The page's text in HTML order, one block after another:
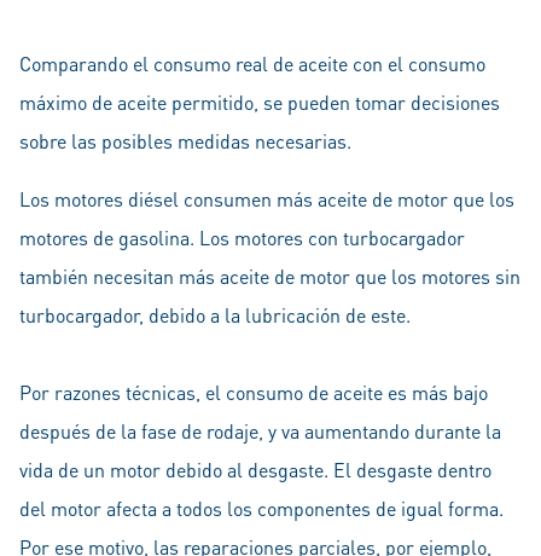
Comparando el consumo real de aceite con el consumo
máximo de aceite permitido, se pueden tomar decisiones
sobre las posibles medidas necesarias.
Los motores diésel consumen más aceite de motor que los
motores de gasolina. Los motores con turbocargador
también necesitan más aceite de motor que los motores sin
turbocargador, debido a la lubricación de este.
Por razones técnicas, el consumo de aceite es más bajo
después de la fase de rodaje, y va aumentando durante la
vida de un motor debido al desgaste. El desgaste dentro
del motor afecta a todos los componentes de igual forma.
Por ese motivo, las reparaciones parciales, por ejemplo,